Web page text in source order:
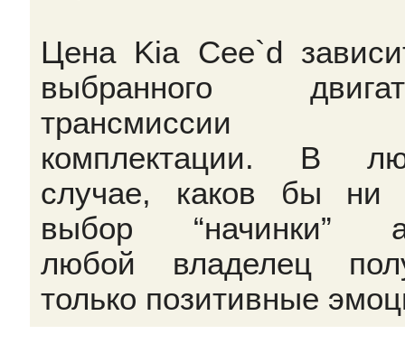
Цена Kia Cee`d
выбранного
комплектации. В
случае, каков бы ни
выбор “начинки”
любой владелец
только позитивные